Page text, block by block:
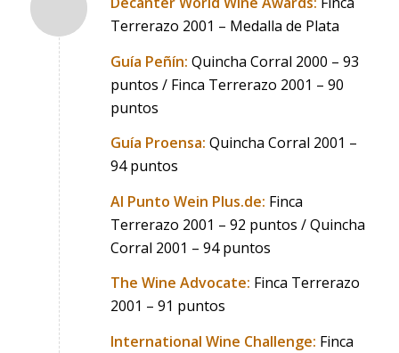
Terrerazo 2001 – Medalla de Plata
Guía Peñín: Quincha Corral 2000 – 93
puntos / Finca Terrerazo 2001 – 90
puntos
Guía Proensa: Quincha Corral 2001 –
94 puntos
Al Punto Wein Plus.de: Finca
Terrerazo 2001 – 92 puntos / Quincha
Corral 2001 – 94 puntos
The Wine Advocate: Finca Terrerazo
2001 – 91 puntos
International Wine Challenge: Finca